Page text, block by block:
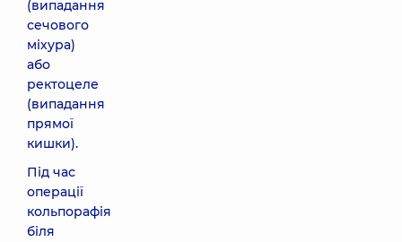
(випадання
сечового
міхура)
або
ректоцеле
(випадання
прямої
кишки).
Під час
операції
кольпорафія
біля